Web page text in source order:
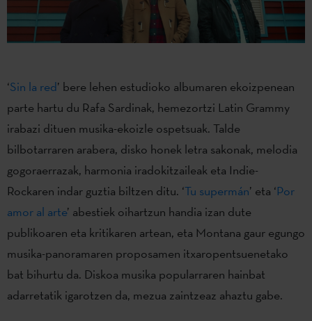
‘Sin la red’ bere lehen estudioko albumaren ekoizpenean
parte hartu du Rafa Sardinak, hemezortzi Latin Grammy
irabazi dituen musika-ekoizle ospetsuak. Talde
bilbotarraren arabera, disko honek letra sakonak, melodia
gogoraerrazak, harmonia iradokitzaileak eta Indie-
Rockaren indar guztia biltzen ditu. ‘Tu supermán’ eta ‘Por
amor al arte’ abestiek oihartzun handia izan dute
publikoaren eta kritikaren artean, eta Montana gaur egungo
musika-panoramaren proposamen itxaropentsuenetako
bat bihurtu da. Diskoa musika popularraren hainbat
adarretatik igarotzen da, mezua zaintzeaz ahaztu gabe.